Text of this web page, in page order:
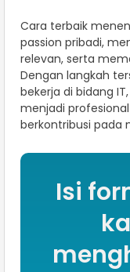
Cara terbaik
passion pribadi,
relevan, serta
Dengan langkah
bekerja di bidang
menjadi
berkontribusi pada
Isi